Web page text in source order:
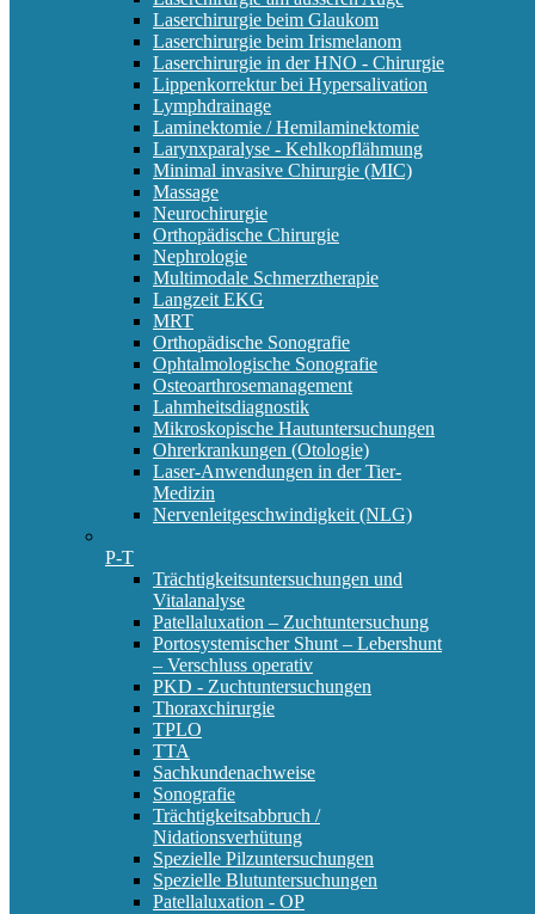
Laserchirurgie beim Glaukom
Laserchirurgie beim Irismelanom
Laserchirurgie in der HNO - Chirurgie
Lippenkorrektur bei Hypersalivation
Lymphdrainage
Laminektomie / Hemilaminektomie
Larynxparalyse - Kehlkopflähmung
Minimal invasive Chirurgie (MIC)
Massage
Neurochirurgie
Orthopädische Chirurgie
Nephrologie
Multimodale Schmerztherapie
Langzeit EKG
MRT
Orthopädische Sonografie
Ophtalmologische Sonografie
Osteoarthrosemanagement
Lahmheitsdiagnostik
Mikroskopische Hautuntersuchungen
Ohrerkrankungen (Otologie)
Laser-Anwendungen in der Tier-
Medizin
Nervenleitgeschwindigkeit (NLG)
P-T
Trächtigkeitsuntersuchungen und
Vitalanalyse
Patellaluxation – Zuchtuntersuchung
Portosystemischer Shunt – Lebershunt
– Verschluss operativ
PKD - Zuchtuntersuchungen
Thoraxchirurgie
TPLO
TTA
Sachkundenachweise
Sonografie
Trächtigkeitsabbruch /
Nidationsverhütung
Spezielle Pilzuntersuchungen
Spezielle Blutuntersuchungen
Patellaluxation - OP